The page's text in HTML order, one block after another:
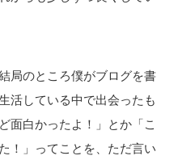
局のところ僕がブログを書
活している中で出会ったも
面白かったよ！」とか「こ
！」ってことを、ただ言い